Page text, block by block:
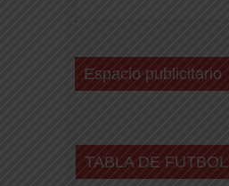
Espacio publicitario
TABLA DE FUTBOL